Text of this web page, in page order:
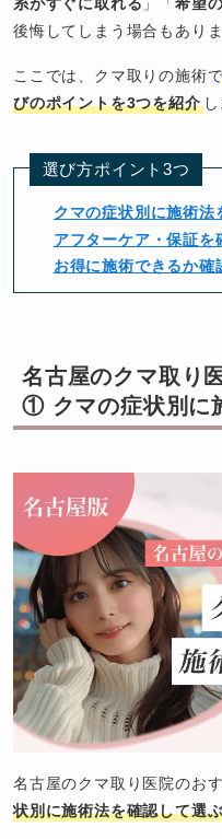
後悔してしまう場合もありま
ここでは、クマ取りの施術
びのポイントを3つを紹介し
選び方ポイント3つ
クマの症状別に施術法
アフターケア・保証を
お得に施術できるか確
名古屋のクマ取り
① クマの症状別に
名古屋のクマ取り医院のお
状別に施術法を確認して選